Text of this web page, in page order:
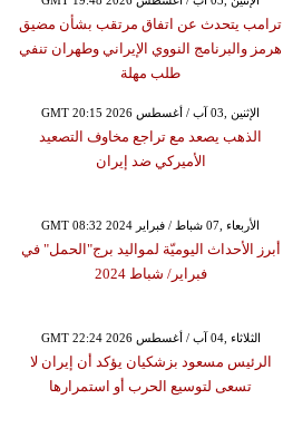
ترامب يتحدث عن اتفاق مرتقب بشأن مضيق
هرمز والبرنامج النووي الإيراني وطهران تنفي
طلب مهلة
GMT 20:15 2026 الإثنين ,03 آب / أغسطس
الذهب يصعد مع تراجع مخاوف التصعيد
الأميركي ضد إيران
GMT 08:32 2024 الأربعاء ,07 شباط / فبراير
أبرز الأحداث اليوميّة لمواليد برج"الحمل" في
فبراير/ شباط 2024
GMT 22:24 2026 الثلاثاء ,04 آب / أغسطس
الرئيس مسعود بزشكيان يؤكد أن إيران لا
تسعى لتوسيع الحرب أو استمرارها